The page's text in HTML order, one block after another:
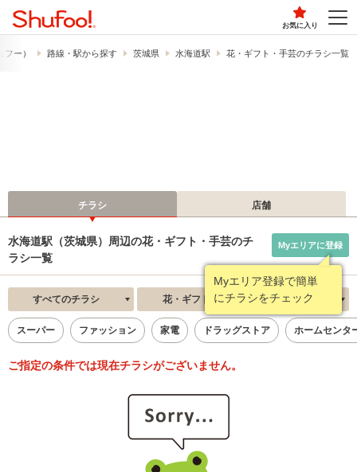
お気に入り
ー） 路線・駅から探す 茨城県 水海道駅 花・ギフト・手芸のチラシ一覧
チラシ 店舗
水海道駅（茨城県）周辺の花・ギフト・手芸のチ
ラシ一覧
Myエリア登録で簡単
にチラシをチェック
Myエリアに登録
すべてのチラシ 花・ギフト・手芸 新着順
スーパー ファッション 家電 ドラッグストア ホームセンタ
ご指定の条件では現在チラシがございません。